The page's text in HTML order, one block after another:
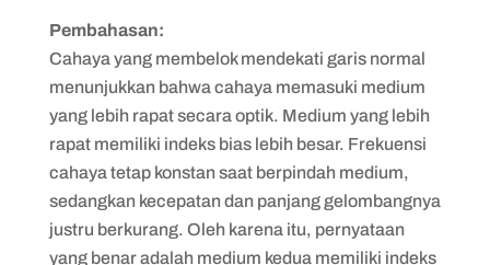
Pembahasan:
Cahaya yang membelok mendekati garis normal
menunjukkan bahwa cahaya memasuki medium
yang lebih rapat secara optik. Medium yang lebih
rapat memiliki indeks bias lebih besar. Frekuensi
cahaya tetap konstan saat berpindah medium,
sedangkan kecepatan dan panjang gelombangnya
justru berkurang. Oleh karena itu, pernyataan
yang benar adalah medium kedua memiliki indeks